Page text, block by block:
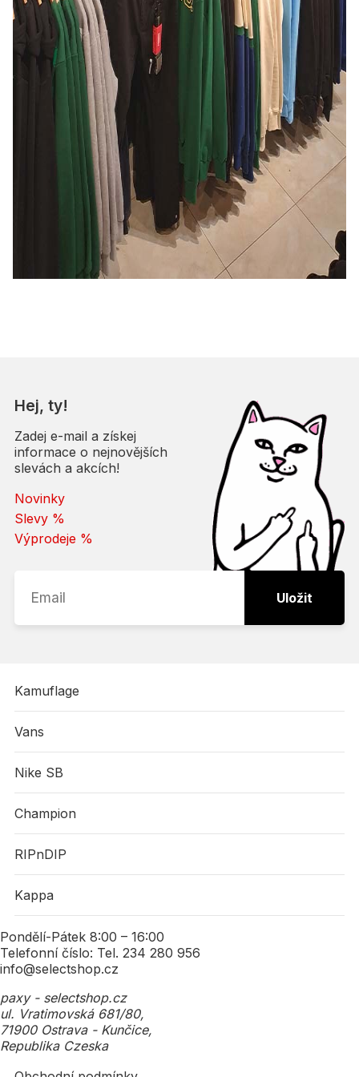
Hej, ty!
Zadej e-mail a získej
informace o nejnovějších
slevách a akcích!
Novinky
Slevy %
Výprodeje %
Uložit
Kamuflage
Vans
Nike SB
Champion
RIPnDIP
Kappa
Pondělí-Pátek 8:00 – 16:00
Telefonní číslo: Tel. 234 280 956
info@selectshop.cz
paxy - selectshop.cz
ul. Vratimovská 681/80,
71900 Ostrava - Kunčice,
Republika Czeska